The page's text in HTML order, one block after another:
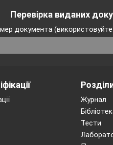
Перевірка виданих
документа
Журнал
Тести